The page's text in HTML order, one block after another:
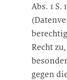
Abs. 1 S.
Recht
gegen